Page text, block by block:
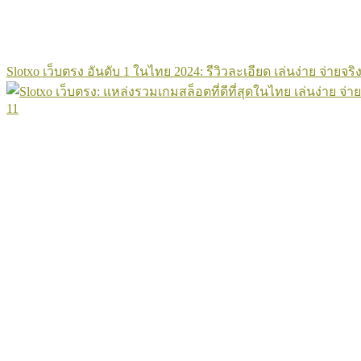
Slotxo เว็บตรง อันดับ 1 ในไทย 2024: รีวิวละเอียด เล่นง่าย จ่ายจริ
11